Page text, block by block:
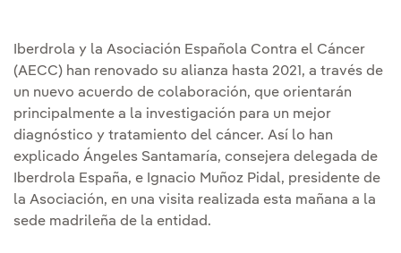
Iberdrola y la Asociación Española Contra el Cáncer
(AECC) han renovado su alianza hasta 2021, a través de
un nuevo acuerdo de colaboración, que orientarán
principalmente a la investigación para un mejor
diagnóstico y tratamiento del cáncer. Así lo han
explicado Ángeles Santamaría, consejera delegada de
Iberdrola España, e Ignacio Muñoz Pidal, presidente de
la Asociación, en una visita realizada esta mañana a la
sede madrileña de la entidad.